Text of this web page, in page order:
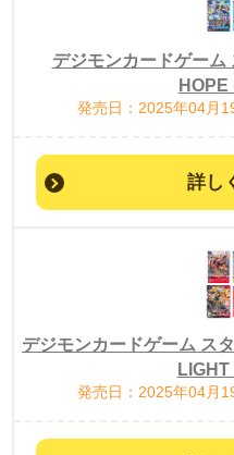
デジモンカードゲーム
HOPE
発売日：2025年04月
詳し
デジモンカードゲーム ス
LIGHT
発売日：2025年04月